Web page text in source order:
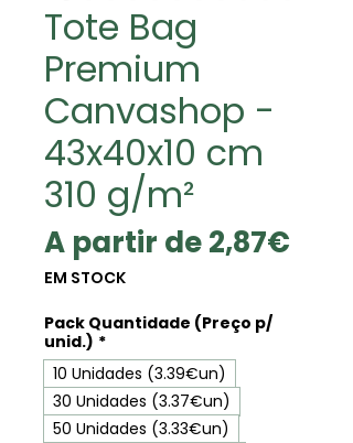
Tote Bag
Premium
Canvashop -
43x40x10 cm
310 g/m²
A partir de2,87€
EM STOCK
Pack Quantidade (Preço p/
unid.) *
10 Unidades (3.39€un)
30 Unidades (3.37€un)
50 Unidades (3.33€un)